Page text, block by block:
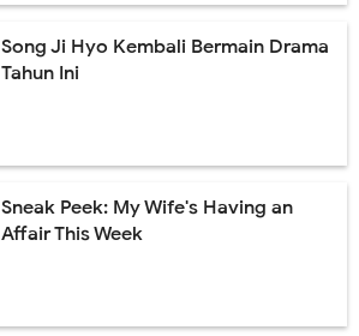
Song Ji Hyo Kembali Bermain Drama
Tahun Ini
Sneak Peek: My Wife's Having an
Affair This Week